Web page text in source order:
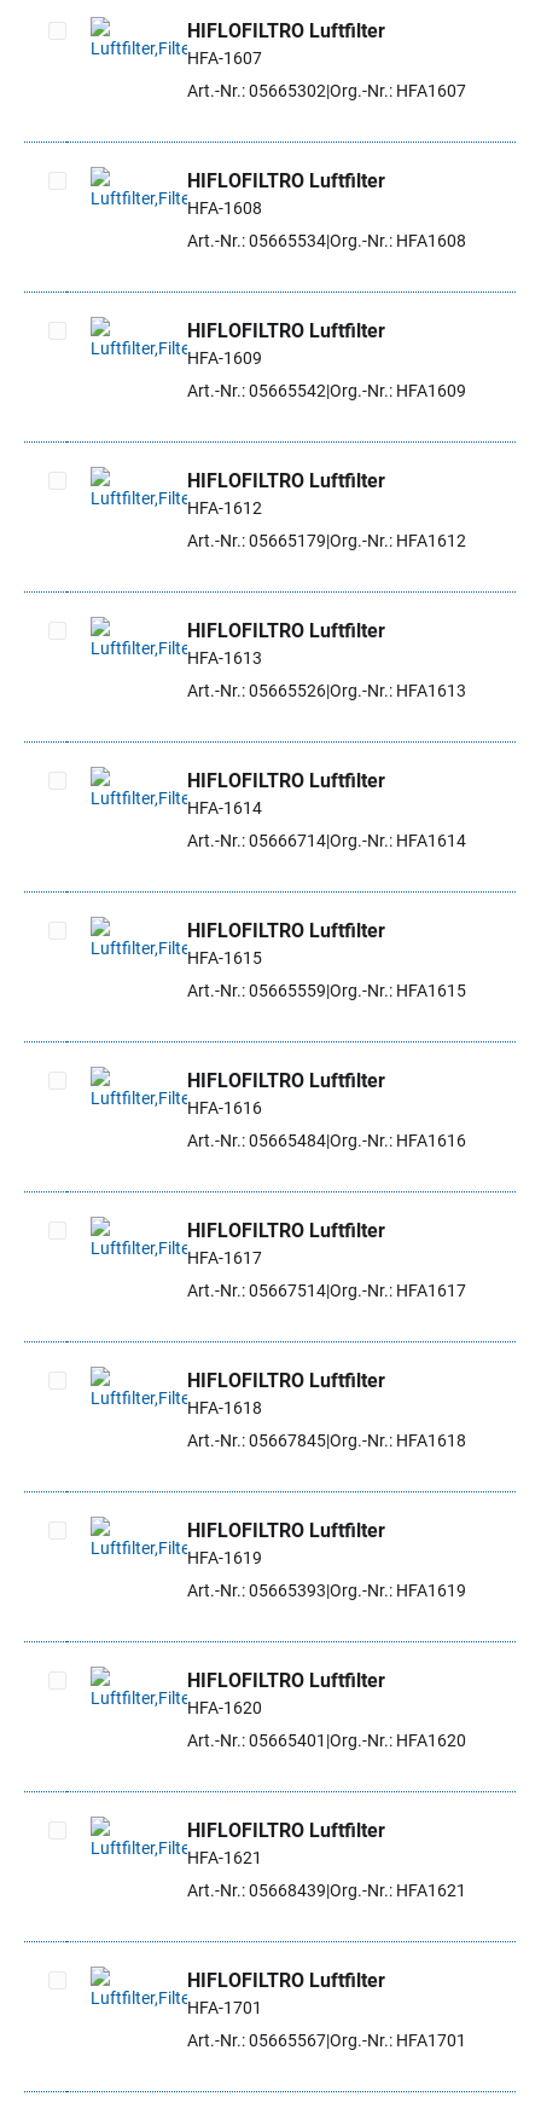
Artikel auswählen
HIFLOFILTRO Luftfilter
HFA-1607
Art.-Nr.: 05665302 Org.-Nr.: HFA1607
Artikel auswählen
HIFLOFILTRO Luftfilter
HFA-1608
Art.-Nr.: 05665534Org.-Nr.: HFA1608
Artikel auswählen
HIFLOFILTRO Luftfilter
HFA-1609
Art.-Nr.: 05665542 Org.-Nr.: HFA1609
Artikel auswählen
HIFLOFILTRO Luftfilter
HFA-1612
Art.-Nr.: 05665179 Org.-Nr.: HFA1612
Artikel auswählen
HIFLOFILTRO Luftfilter
HFA-1613
Art.-Nr.: 05665526Org.-Nr.: HFA1613
Artikel auswählen
HIFLOFILTRO Luftfilter
HFA-1614
Art.-Nr.: 05666714Org.-Nr.: HFA1614
Artikel auswählen
HIFLOFILTRO Luftfilter
HFA-1615
Art.-Nr.: 05665559 Org.-Nr.: HFA1615
Artikel auswählen
HIFLOFILTRO Luftfilter
HFA-1616
Art.-Nr.: 05665484Org.-Nr.: HFA1616
Artikel auswählen
HIFLOFILTRO Luftfilter
HFA-1617
Art.-Nr.: 05667514Org.-Nr.: HFA1617
Artikel auswählen
HIFLOFILTRO Luftfilter
HFA-1618
Art.-Nr.: 05667845Org.-Nr.: HFA1618
Artikel auswählen
HIFLOFILTRO Luftfilter
HFA-1619
Art.-Nr.: 05665393 Org.-Nr.: HFA1619
Artikel auswählen
HIFLOFILTRO Luftfilter
HFA-1620
Art.-Nr.: 05665401 Org.-Nr.: HFA1620
Artikel auswählen
HIFLOFILTRO Luftfilter
HFA-1621
Art.-Nr.: 05668439 Org.-Nr.: HFA1621
Artikel auswählen
HIFLOFILTRO Luftfilter
HFA-1701
Art.-Nr.: 05665567Org.-Nr.: HFA1701